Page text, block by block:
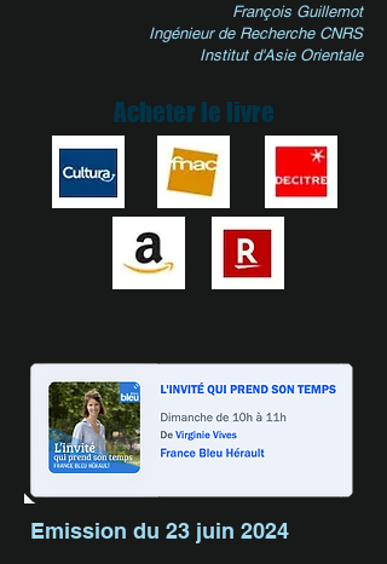
François Guillemot
Ingénieur de Recherche CNRS
Institut d'Asie Orientale
Acheter le livre
Emission du 23 juin 2024